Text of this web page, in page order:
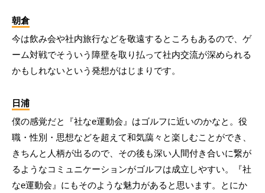
朝倉
今は飲み会や社内旅行などを敬遠するところもあるので、ゲ
ーム対戦でそういう障壁を取り払って社内交流が深められる
かもしれないという発想がはじまりです。
日浦
僕の感覚だと『社なe運動会』はゴルフに近いのかなと。役
職・性別・思想などを超えて和気藹々と楽しむことができ、
きちんと人柄が出るので、その後も深い人間付き合いに繋が
るようなコミュニケーションがゴルフは成立しやすい。『社
なe運動会』にもそのような魅力があると思います。とにか